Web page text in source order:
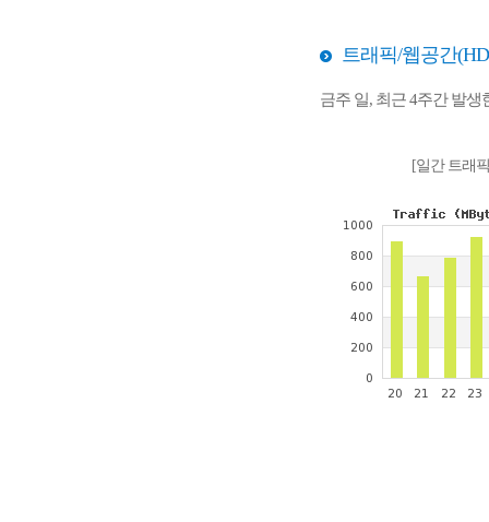
트래픽/웹공간
금주 일, 최근 4주간 발
[일간 트래